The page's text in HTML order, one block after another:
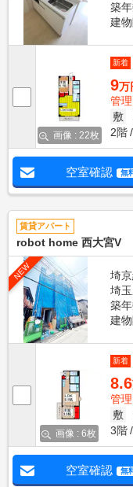
築
建
画像 : 22枚
新着
9万
管
敷
2階
空室確認 無
賃貸アパート
robot home 西大宮V
NEW
埼
埼
築
建
画像 : 6枚
新着
8.6
管
敷
3階
空室確認 無